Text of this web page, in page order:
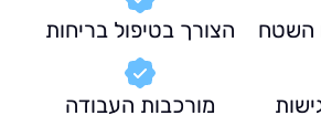
הצורך בטיפול בריחות
מורכבות העבודה